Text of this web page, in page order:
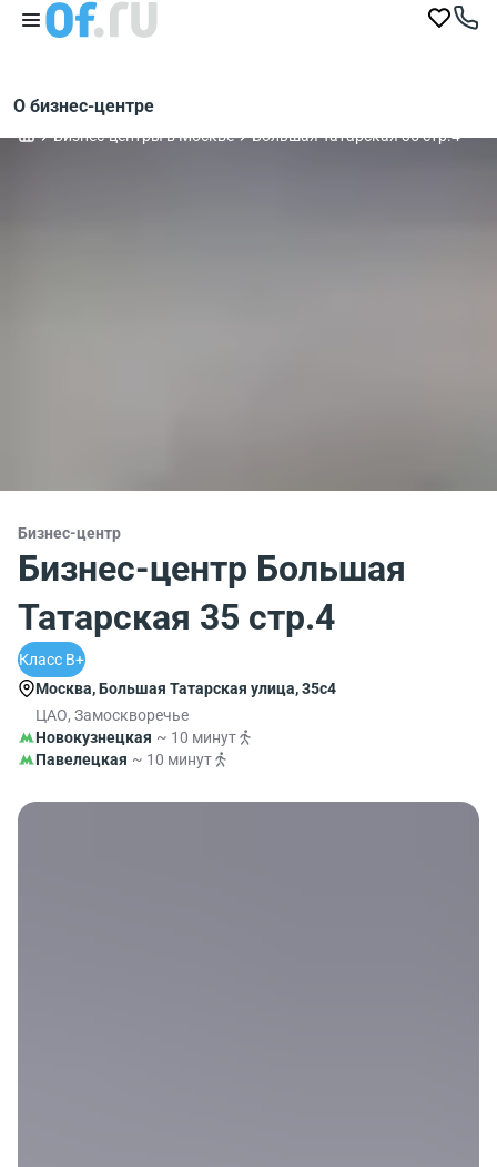
О бизнес-центре
Бизнес-центры в Москве Большая Татарская 35 стр.4
Бизнес-центр
Бизнес-центр Большая
Татарская 35 стр.4
Класс B+
Москва, Большая Татарская улица, 35с4
ЦАО, Замоскворечье
Новокузнецкая ~ 10 минут
Павелецкая ~ 10 минут